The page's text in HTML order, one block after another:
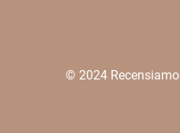
© 2024